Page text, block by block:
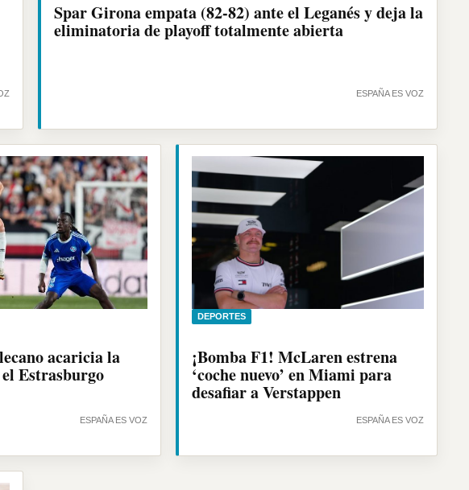
ESPAÑA ES VOZ
Spar Girona empata (82-82) ante el Leganés y deja la
eliminatoria de playoff totalmente abierta
ESPAÑA ES VOZ
acaricia la
Estrasburgo
DEPORTES
ESPAÑA ES VOZ
¡Bomba F1! McLaren estrena
‘coche nuevo’ en Miami para
desafiar a Verstappen